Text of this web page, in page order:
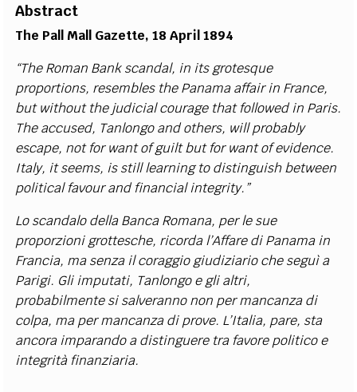
Abstract
The Pall Mall Gazette, 18 April 1894
“The Roman Bank scandal, in its grotesque
proportions, resembles the Panama affair in France,
but without the judicial courage that followed in Paris.
The accused, Tanlongo and others, will probably
escape, not for want of guilt but for want of evidence.
Italy, it seems, is still learning to distinguish between
political favour and financial integrity.”
Lo scandalo della Banca Romana, per le sue
proporzioni grottesche, ricorda l’Affare di Panama in
Francia, ma senza il coraggio giudiziario che seguì a
Parigi. Gli imputati, Tanlongo e gli altri,
probabilmente si salveranno non per mancanza di
colpa, ma per mancanza di prove. L’Italia, pare, sta
ancora imparando a distinguere tra favore politico e
integrità finanziaria.